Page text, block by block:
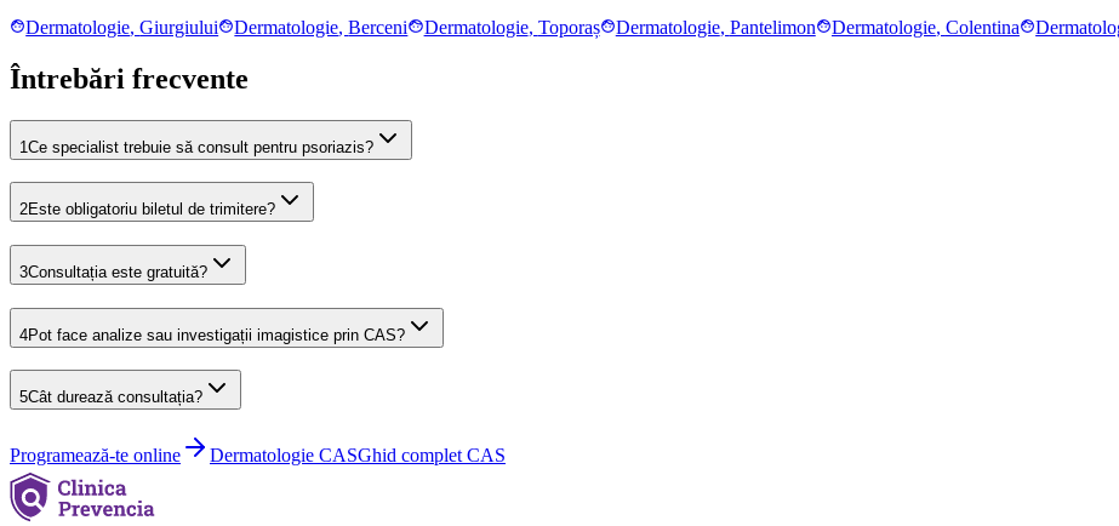
Dermatologie,Giurgiului Dermatologie,Berceni Dermatologie, Toporaș Dermatologie, Pantelimon Dermatologie, Colentina
Întrebări frecvente
1Ce specialist trebuie să consult pentru psoriazis?
2Este obligatoriu biletul de trimitere?
3Consultația este gratuită?
4Pot face analize sau investigații imagistice prin CAS?
5Cât durează consultația?
Programează-te online Dermatologie CASGhid complet CAS